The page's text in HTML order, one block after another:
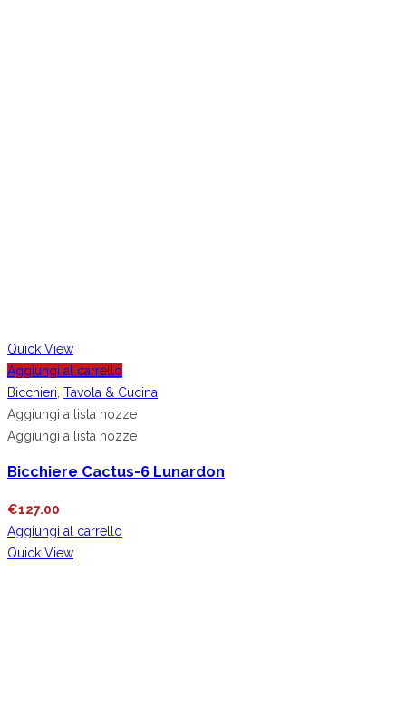
Quick View
Aggiungi al carrello
Bicchieri Tavola & Cucina
Aggiungi a lista nozze
Aggiungi a lista nozze
Bicchiere Cactus-6 Lunardon
€127.00
Aggiungi al carrello
Quick View